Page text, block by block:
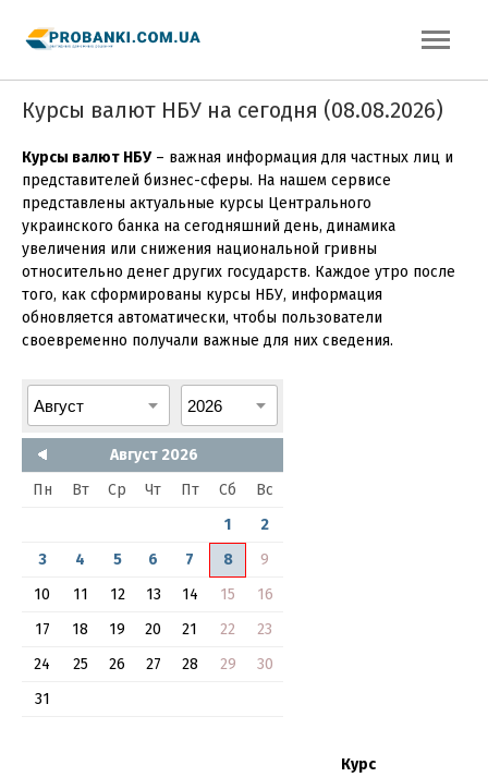
Курсы валют НБУ на сегодня (08.08.2026)
Курсы валют НБУ– важная информация для частных лиц и
представителей бизнес-сферы. На нашем сервисе
представлены актуальные курсы Центрального
украинского банка на сегодняшний день, динамика
увеличения или снижения национальной гривны
относительно денег других государств. Каждое утро после
того, как сформированы курсы НБУ, информация
обновляется автоматически, чтобы пользователи
своевременно получали важные для них сведения.
Август 2026
Пн
Вт Ср Чт Пт Сб
Вс
1
2
3
4 5 6 7 8
9
10
11 12 13 14 15
16
17
18 19 20 21 22
23
24
25 26 27 28 29
30
31
Курс